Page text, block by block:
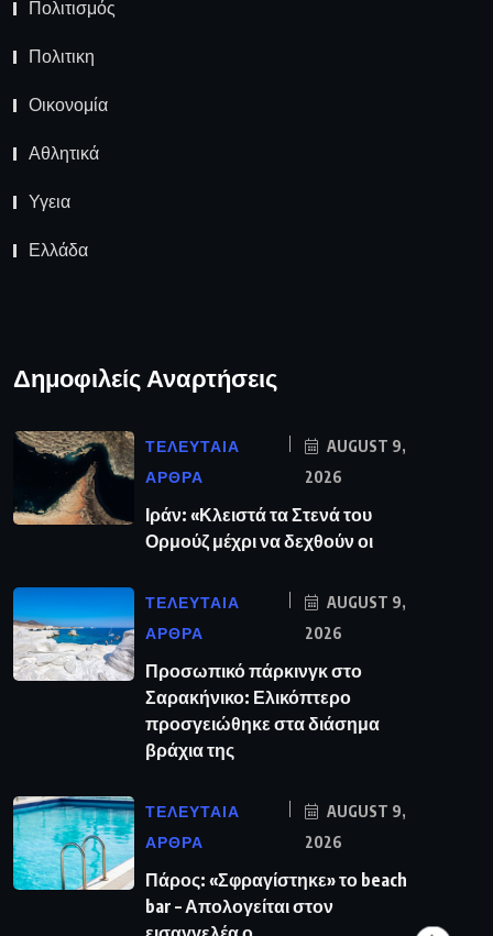
Πολιτισμός
Πολιτικη
Οικονομία
Αθλητικά
Υγεια
Ελλάδα
Δημοφιλείς Αναρτήσεις
ΤΕΛΕΥΤΑΙΑ
ΑΡΘΡΑ
AUGUST 9,
2026
Ιράν: «Κλειστά τα Στενά του
Ορμούζ μέχρι να δεχθούν οι
ΤΕΛΕΥΤΑΙΑ
ΑΡΘΡΑ
AUGUST 9,
2026
Προσωπικό πάρκινγκ στο
Σαρακήνικο: Ελικόπτερο
προσγειώθηκε στα διάσημα
βράχια της
ΤΕΛΕΥΤΑΙΑ
ΑΡΘΡΑ
AUGUST 9,
2026
Πάρος: «Σφραγίστηκε» το beach
bar – Απολογείται στον